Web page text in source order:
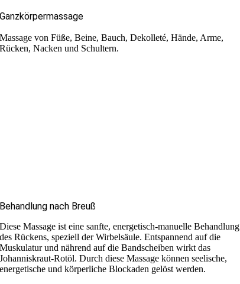
Ganzkörpermassage
Massage von Füße, Beine, Bauch, Dekolleté, Hände, Arme,
Rücken, Nacken und Schultern.
Behandlung nach Breuß
Diese Massage ist eine sanfte, energetisch-manuelle Behandlung
des Rückens, speziell der Wirbelsäule. Entspannend auf die
Muskulatur und nährend auf die Bandscheiben wirkt das
Johanniskraut-Rotöl. Durch diese Massage können seelische,
energetische und körperliche Blockaden gelöst werden.